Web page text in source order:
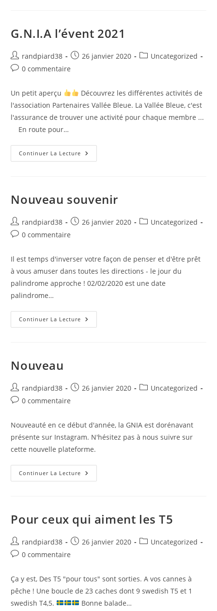
G.N.I.A l’évent 2021
randpiard38 26 janvier 2020
Uncategorized
0 commentaire
Un petit aperçu
Découvrez les différentes activités de
l'association Partenaires Vallée Bleue. La Vallée Bleue, c'est
l'assurance de trouver une activité pour chaque membre ...
En route pour…
Continuer La Lecture
Nouveau souvenir
randpiard38 26 janvier 2020
Uncategorized
0 commentaire
Il est temps d'inverser votre façon de penser et d'être prêt
à vous amuser dans toutes les directions - le jour du
palindrome approche ! 02/02/2020 est une date
palindrome…
Continuer La Lecture
Nouveau
randpiard38 26 janvier 2020
Uncategorized
0 commentaire
Nouveauté en ce début d'année, la GNIA est dorénavant
présente sur Instagram. N'hésitez pas à nous suivre sur
cette nouvelle plateforme.
Continuer La Lecture
Pour ceux qui aiment les T5
randpiard38 26 janvier 2020
Uncategorized
0 commentaire
Ça y est, Des T5 "pour tous" sont sorties. A vos cannes à
pêche ! Une boucle de 23 caches dont 9 swedish T5 et 1
swedish T4,5.
Bonne balade…